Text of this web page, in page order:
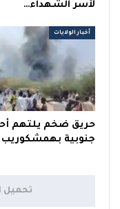
لأسر الشهداء…
أخبار الولايات
حريق ضخم يلتهم
جنوبية بهمشكوريب
تحميل